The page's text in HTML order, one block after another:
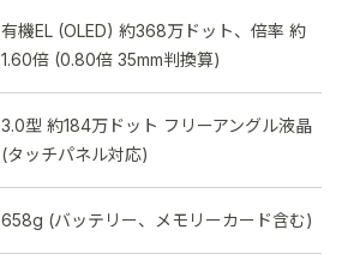
有機EL (OLED) 約368万ドット、倍率 約
1.60倍 (0.80倍 35mm判換算)
3.0型 約184万ドット フリーアングル液晶
(タッチパネル対応)
658g (バッテリー、メモリーカード含む)